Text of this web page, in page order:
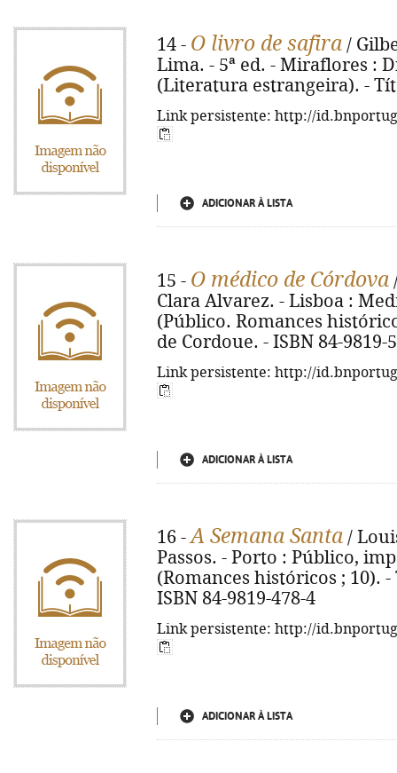
14 - O livro de safira /
Lima. - 5ª ed. - Miraflores :
(Literatura estrangeira). -
Link persistente: http://
ADICIONAR À LISTA
15 - O médico de Córdova
Clara Alvarez. - Lisboa :
(Público. Romances
de Cordoue. - ISBN 84-9819-
Link persistente: http://
ADICIONAR À LISTA
16 -A Semana Santa /
Passos. - Porto : Público,
(Romances históricos ; 10).
ISBN 84-9819-478-4
Link persistente: http://
ADICIONAR À LISTA